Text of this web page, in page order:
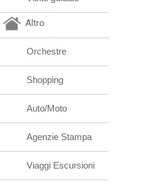
Altro
Orchestre
Shopping
Auto/Moto
Agenzie Stampa
Viaggi Escursioni